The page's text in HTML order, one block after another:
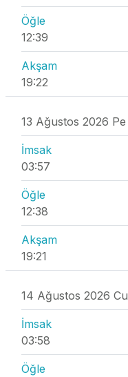
Öğle
12:39
Akşam
19:22
13 Ağustos 2026 Pe
İmsak
03:57
Öğle
12:38
Akşam
19:21
14 Ağustos 2026 Cu
İmsak
03:58
Öğle